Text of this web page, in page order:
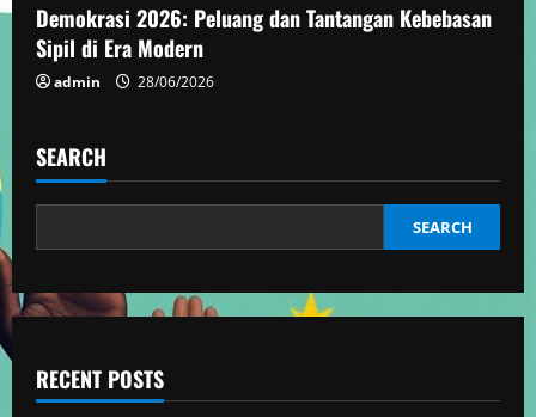
n
g
Demokrasi 2026: Peluang dan Tantangan Kebebasan
Sipil di Era Modern
admin 28/06/2026
SEARCH
SEARCH
RECENT POSTS